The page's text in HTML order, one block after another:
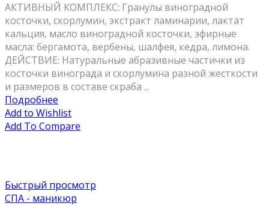
АКТИВНЫЙ КОМПЛЕКС: Гранулы виноградной
косточки, скорлумин, экстракт ламинарии, лактат
кальция, масло виноградной косточки, эфирные
масла: бергамота, вербены, шалфея, кедра, лимона.
ДЕЙСТВИЕ: Натуральные абразивные частички из
косточки винограда и скорлумина разной жесткости
и размеров в составе скраба ...
Подробнее
Add to Wishlist
Add To Compare
Быстрый просмотр
СПА - маникюр